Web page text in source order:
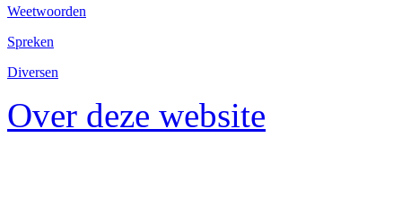
Weetwoorden
Spreken
Diversen
Over deze website